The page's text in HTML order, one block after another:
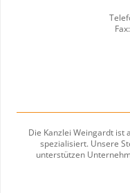
Die Kanzlei Weingardt ist
spezialisiert. Unsere
unterstützen